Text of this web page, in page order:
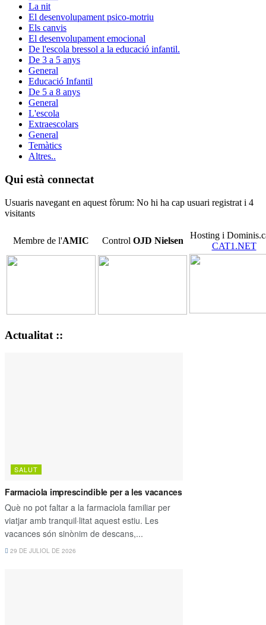
La nit
El desenvolupament psico-motriu
Els canvis
El desenvolupament emocional
De l'escola bressol a la educació infantil.
De 3 a 5 anys
General
Educació Infantil
De 5 a 8 anys
General
L'escola
Extraescolars
General
Temàtics
Altres..
Qui està connectat
Usuaris navegant en aquest fòrum: No hi ha cap usuari registrat i 4
visitants
Membre de l'AMIC Control OJD Nielsen
Hosting i
CAT1.NET
Actualitat ::